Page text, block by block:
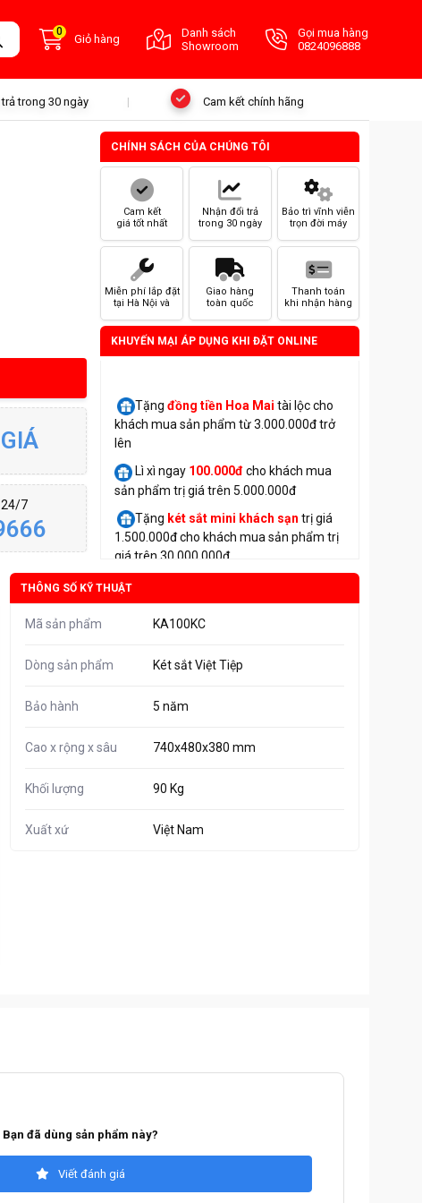
0
Giỏ hàng
Danh sách
Showroom
Gọi mua hàng
0824096888
trong 30 ngày Cam kết chính hãng
24/7
CHÍNH SÁCH CỦA CHÚNG TÔI
Cam kết
giá tốt nhất
Nhận đổi trả
trong 30 ngày
Bảo trì vĩnh viễn
trọn đời máy
Miễn phí lắp đặt
tại Hà Nội và
Giao hàng
toàn quốc
Thanh toán
khi nhận hàng
KHUYẾN MẠI ÁP DỤNG KHI ĐẶT ONLINE
Tặngđồng tiền Hoa Mai tài lộc cho
khách mua sản phẩm từ 3.000.000đ trở
lên
Lì xì ngay 100.000đcho khách mua
sản phẩm trị giá trên 5.000.000đ
Tặng két sắt mini khách sạn trị giá
1.500.000đ cho khách mua sản phẩm trị
giá trên 30.000.000đ
THÔNG SỐ KỸ THUẬT
Mã sản phẩm KA100KC
Dòng sản phẩm Két sắt Việt Tiệp
Bảo hành 5 năm
Cao x rộng x sâu 740x480x380 mm
Khối lượng 90 Kg
Xuất xứ Việt Nam
Bạn đã dùng sản phẩm này?
Viết đánh giá